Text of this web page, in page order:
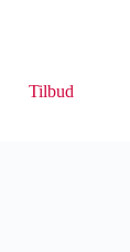
Tilbud